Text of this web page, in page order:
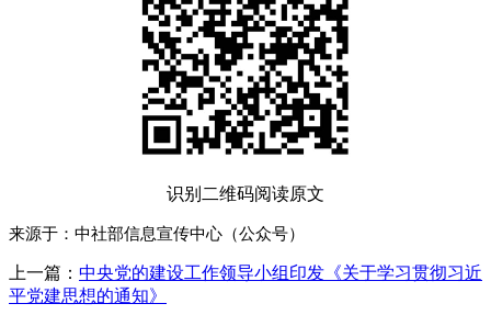
识别二维码阅读原文
来源于：中社部信息宣传中心（公众号）
上一篇： 中央党的建设工作领导小组印发《关于学习贯彻习近
平党建思想的通知》